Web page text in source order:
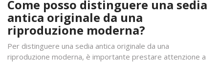
Come posso distinguere una sedia
antica originale da una
riproduzione moderna?
Per distinguere una sedia antica originale da una
riproduzione moderna, è importante prestare attenzione a